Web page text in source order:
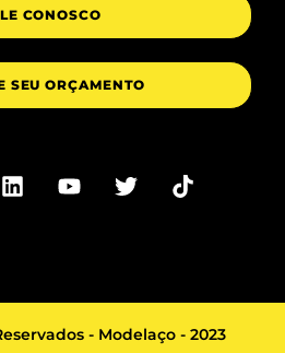
CONOSCO
SEU ORÇAMENTO
- Modelaço - 2023